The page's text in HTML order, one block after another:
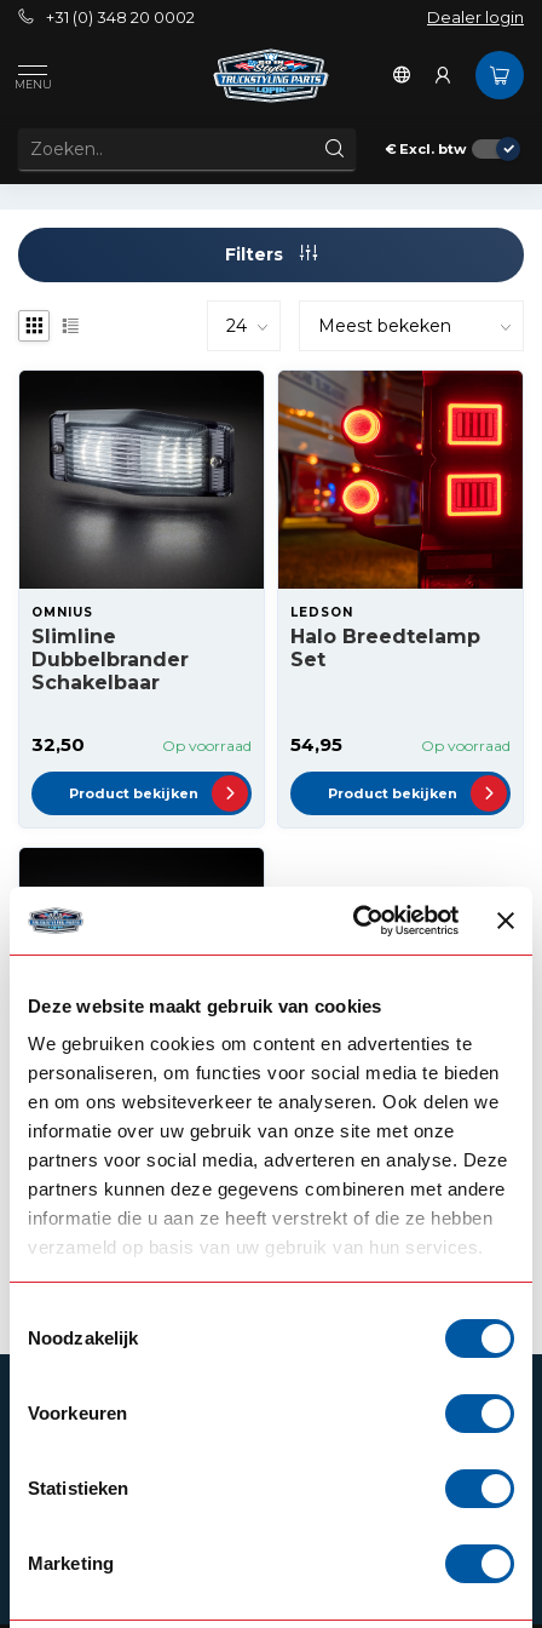
Deze website maakt gebruik van cookies
We gebruiken cookies om content en advertenties te
personaliseren, om functies voor social media te bieden
en om ons websiteverkeer te analyseren. Ook delen we
informatie over uw gebruik van onze site met onze
partners voor social media, adverteren en analyse. Deze
partners kunnen deze gegevens combineren met andere
informatie die u aan ze heeft verstrekt of die ze hebben
verzameld op basis van uw gebruik van hun services.
Noodzakelijk
Voorkeuren
Statistieken
Marketing
+31 (0) 348 20 0002 Dealer login
MENU
€ Excl. btw
Tags
PRODUCTEN GETAGD MET CONTOURVERLICHTING
Filters
OMNIUS
Slimline
Dubbelbrander
Schakelbaar
32,50 Op voorraad
Product bekijken
LEDSON
Halo Breedtelamp
Set
54,95 Op voorraad
Product bekijken
Slimline
Dubbelbrander
Oranje
30,00 Op voorraad
ABONNEER JE OP ONZE NIEUWSBRIEF
Schrijf je in